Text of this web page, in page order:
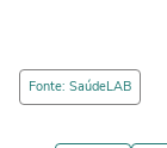
Fonte: SaúdeLAB